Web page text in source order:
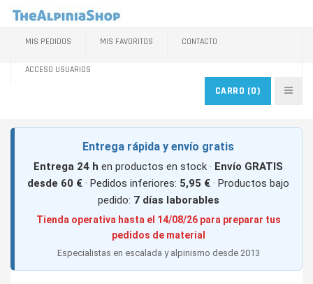
MIS PEDIDOS MIS FAVORITOS CONTACTO
ACCESO USUARIOS
CARRO (0)
Entrega rápida y envío gratis
Entrega 24 h en productos en stock · Envío GRATIS
desde 60 € · Pedidos inferiores: 5,95 € · Productos bajo
pedido: 7 días laborables
Tienda operativa hasta el 14/08/26 para preparar tus
pedidos de material
Especialistas en escalada y alpinismo desde 2013